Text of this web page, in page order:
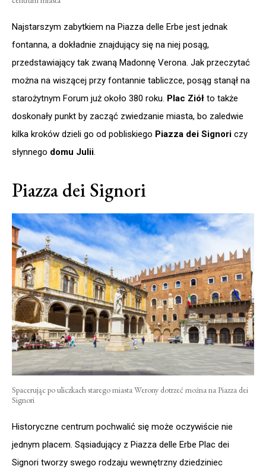
Najstarszym zabytkiem na Piazza delle Erbe jest jednak
fontanna, a dokładnie znajdujący się na niej posąg,
przedstawiający tak zwaną Madonnę Verona. Jak przeczytać
można na wiszącej przy fontannie tabliczce, posąg stanął na
starożytnym Forum już około 380 roku. Plac Ziół to także
doskonały punkt by zacząć zwiedzanie miasta, bo zaledwie
kilka kroków dzieli go od pobliskiego Piazza dei Signori czy
słynnego domu Julii.
Piazza dei Signori
Spacerując po uliczkach starego miasta Werony dotrzeć można na Piazza dei
Signori
Historyczne centrum pochwalić się może oczywiście nie
jednym placem. Sąsiadujący z Piazza delle Erbe Plac dei
Signori tworzy swego rodzaju wewnętrzny dziedziniec